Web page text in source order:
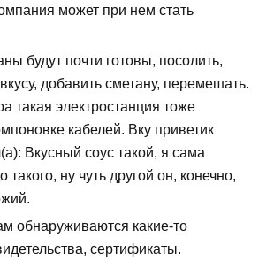
может при нем стать
будут почти готовы, посолить,
добавить сметану, перемешать.
такая электростанция тоже
кабелей. Вку приветик
Вкусный соус такой, я сама
такого, ну чуть другой он, конечно,
обнаруживаются какие-то
сертификаты.